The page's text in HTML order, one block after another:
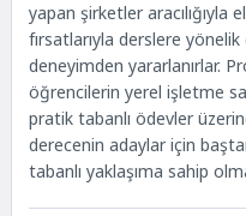
yapan şirketler aracılığıyla
fırsatlarıyla derslere
deneyimden yararlanırlar.
öğrencilerin yerel işletme
pratik tabanlı ödevler
derecenin adaylar için
tabanlı yaklaşıma sahip